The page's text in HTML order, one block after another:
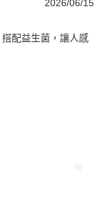
2026/06/15
配益生菌，讓人感